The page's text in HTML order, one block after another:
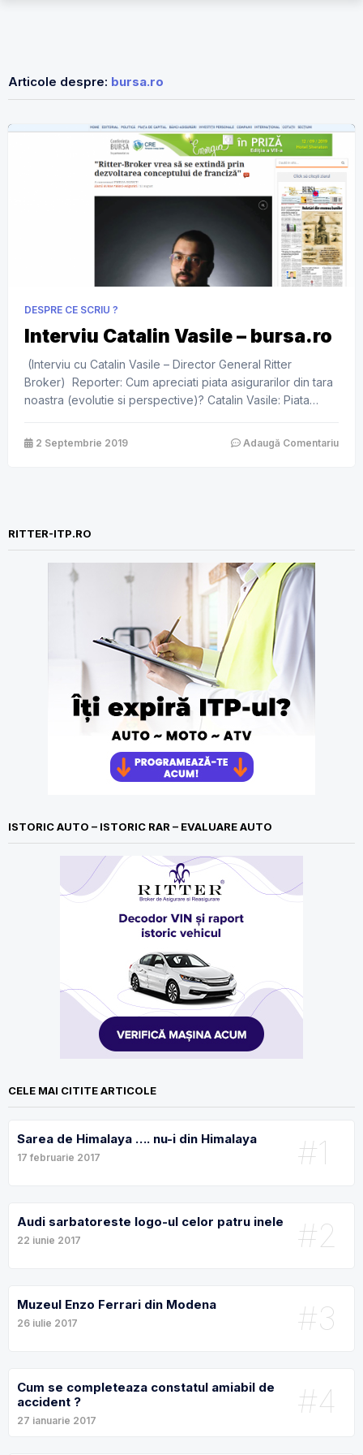
Articole despre: bursa.ro
DESPRE CE SCRIU ?
Interviu Catalin Vasile – bursa.ro
(Interviu cu Catalin Vasile – Director General Ritter
Broker) Reporter: Cum apreciati piata asigurarilor din tara
noastra (evolutie si perspective)? Catalin Vasile: Piata
mediu de concentrare. Tendinta pietei romanesti a
asigurarilor ramane orientata spre activitatea de asigurari
2 Septembrie 2019 Adaugă Comentariu
RITTER-ITP.RO
ISTORIC AUTO – ISTORIC RAR – EVALUARE AUTO
CELE MAI CITITE ARTICOLE
#1
Sarea de Himalaya …. nu-i din Himalaya
17 februarie 2017
#2
Audi sarbatoreste logo-ul celor patru inele
22 iunie 2017
#3
Muzeul Enzo Ferrari din Modena
26 iulie 2017
#4
Cum se completeaza constatul amiabil de
accident ?
27 ianuarie 2017